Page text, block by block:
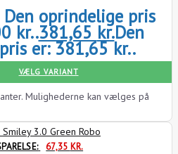
Den oprindelige pris
kr..381,65 kr.Den
er: 381,65 kr..
VÆLG VARIANT
Mulighederne kan vælges på
67,35 KR.